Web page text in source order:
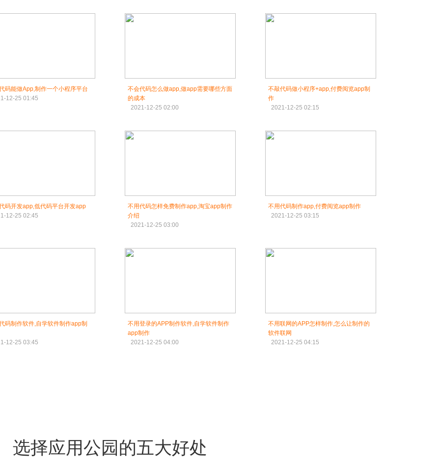
码能做App,制作一个小程序平台
12-25 01:45
不会代码怎么做app,做app需要哪些方面
的成本
2021-12-25 02:00
不敲代码做小程序+app,付费阅览app制
作
2021-12-25 02:15
码开发app,低代码平台开发app
12-25 02:45
不用代码怎样免费制作app,淘宝app制作
介绍
2021-12-25 03:00
不用代码制作app,付费阅览app制作
2021-12-25 03:15
码制作软件,自学软件制作app制
12-25 03:45
不用登录的APP制作软件,自学软件制作
app制作
2021-12-25 04:00
不用联网的APP怎样制作,怎么让制作的
软件联网
2021-12-25 04:15
选择应用公园的五大好处